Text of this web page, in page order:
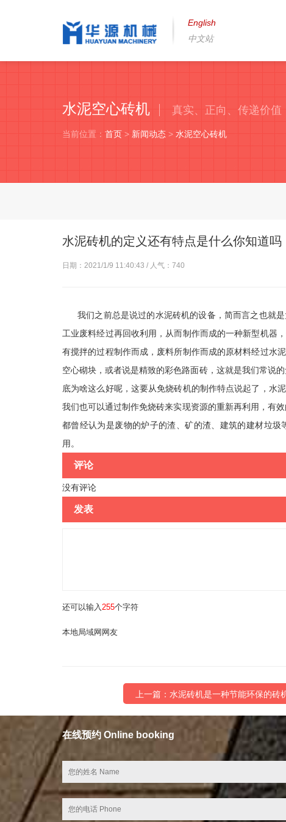
English
中文站
水泥空心砖机 真实、正向、传递价值
当前位置： 首页 > 新闻动态 > 水泥空心砖机
水泥砖机的定义还有特点是什么你知道吗
日期：2021/1/9 11:40:43 / 人气： 740
我们之前总是说过的水泥砖机的设备，简而言之也就
工业废料经过再回收利用，从而制作而成的一种新型机器
有搅拌的过程制作而成，废料所制作而成的原材料经过水
空心砌块，或者说是精致的彩色路面砖，这就是我们常
底为啥这么好呢，这要从免烧砖机的制作特点说起了，水
我们也可以通过制作免烧砖来实现资源的重新再利用，有
都曾经认为是废物的炉子的渣、矿的渣、建筑的建材垃
用。
评论
没有评论
发表
还可以输入255个字符
本地局域网网友
上一篇：水泥砖机是一种节能环保的砖
在线预约 Online booking